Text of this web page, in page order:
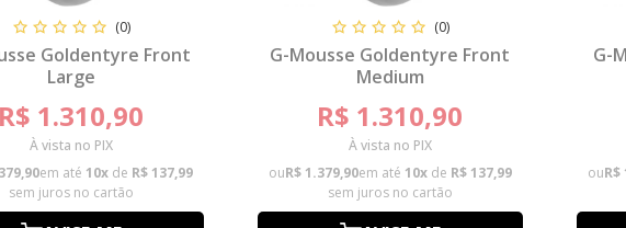
(0)
Goldentyre Front
Large
R$ 1.310,90
À vista no PIX
em até 10xde R$ 137,99
sem juros no cartão
(0)
G-Mousse Goldentyre Front
Medium
R$ 1.310,90
À vista no PIX
ouR$ 1.379,90em até 10xde R$ 137,99
sem juros no cartão
G-
ouR$